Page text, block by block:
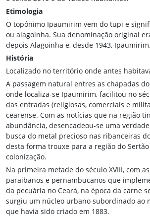
Etimologia
O topônimo Ipaumirim vem do tupi e
ou alagoinha. Sua denominação original
depois Alagoinha e, desde 1943, Ipaumirim.
História
Localizado no território onde antes
A passagem natural entres as chapadas
onde localiza-se Ipaumirim, facilitou no
das entradas (religiosas, comerciais e
cearense. Com as notícias que na região
abundância, desencadeou-se uma
busca do metal precioso nas ribanceiras
desta forma trouxe para a região do
colonização.
Na primeira metade do século XVIII, com
paraibanos e pernambucanos que
da pecuária no Ceará, na época da carne
surgiu um núcleo urbano subordinado ao
que havia sido criado em 1883.